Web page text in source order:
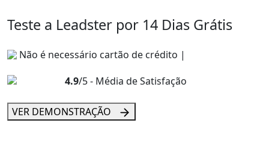
Teste a Leadster por 14 Dias Grátis
Não é necessário cartão de crédito |
4.9/5 - Média de Satisfação
VER DEMONSTRAÇÃO